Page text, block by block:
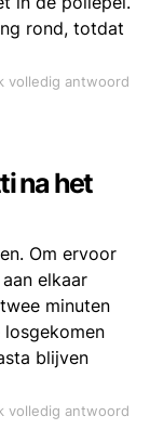
rond, totdat
volledig antwoord
na het
Om ervoor
elkaar
minuten
blijven
volledig antwoord